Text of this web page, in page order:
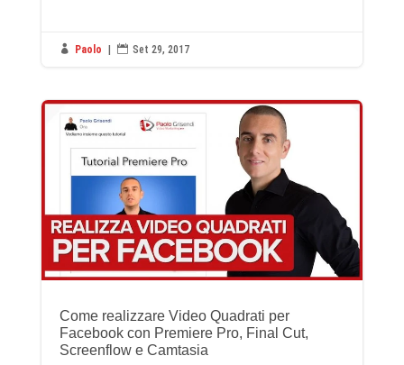
 Paolo |  Set 29, 2017
Come realizzare Video Quadrati per
Facebook con Premiere Pro, Final Cut,
Screenflow e Camtasia